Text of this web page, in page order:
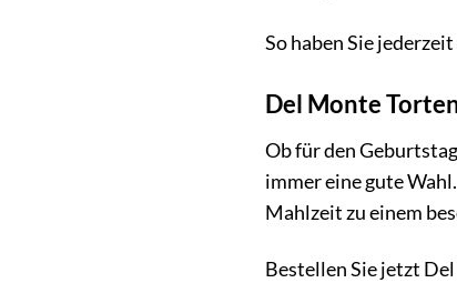
So haben Sie
Del Monte
Ob für den
immer eine gute
Mahlzeit zu einem
Bestellen Sie jetzt